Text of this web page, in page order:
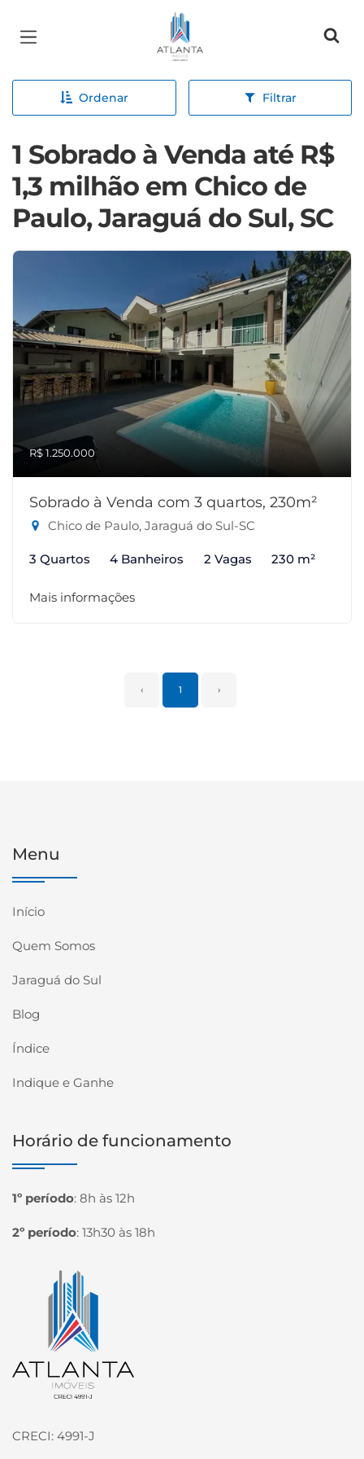
Página inicial
Ordenar Filtrar
1 Sobrado à Venda até R$
1,3 milhão em Chico de
Paulo, Jaraguá do Sul, SC
R$ 1.250.000
Sobrado à Venda com 3 quartos, 230m²
Chico de Paulo, Jaraguá do Sul-SC
3 Quartos 4 Banheiros 2 Vagas 230 m²
Mais informações
‹ 1 ›
Menu
Início
Quem Somos
Jaraguá do Sul
Blog
Índice
Indique e Ganhe
Horário de funcionamento
1º período: 8h às 12h
2º período: 13h30 às 18h
Página inicial
CRECI: 4991-J